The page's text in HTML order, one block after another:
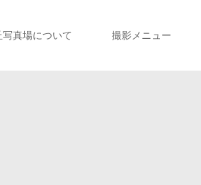
写真場について 撮影メニュー